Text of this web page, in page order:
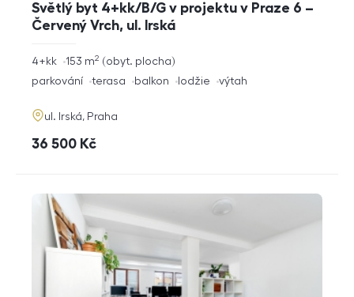
Světlý byt 4+kk/B/G v projektu v Praze 6 –
Červený Vrch, ul. Irská
rozměry
4+kk obyt. plocha
153 m2
funkce
parkování terasa balkon lodžie výtah
adresa
ul. Irská, Praha
cena
36 500 Kč